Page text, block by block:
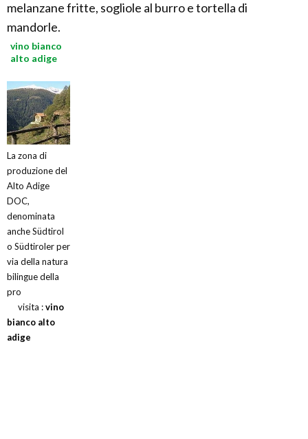
melanzane fritte, sogliole al burro e tortella di
mandorle.
vino bianco
alto adige
La zona di
produzione del
Alto Adige
DOC,
denominata
anche Südtirol
o Südtiroler per
via della natura
bilingue della
pro
visita :vino
bianco alto
adige